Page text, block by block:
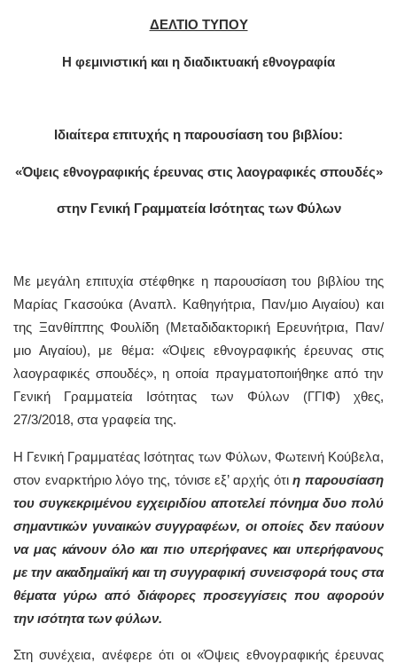
ΔΕΛΤΙΟ ΤΥΠΟΥ
Η φεμινιστική και η διαδικτυακή εθνογραφία
Ιδιαίτερα επιτυχής η παρουσίαση του βιβλίου:
«Όψεις εθνογραφικής έρευνας στις λαογραφικές σπουδές»
στην Γενική Γραμματεία Ισότητας των Φύλων
Με μεγάλη επιτυχία στέφθηκε η παρουσίαση του βιβλίου της
Μαρίας Γκασούκα (Αναπλ. Καθηγήτρια, Παν/μιο Αιγαίου) και
της Ξανθίππης Φουλίδη (Μεταδιδακτορική Ερευνήτρια, Παν/
μιο Αιγαίου), με θέμα: «Όψεις εθνογραφικής έρευνας στις
λαογραφικές σπουδές», η οποία πραγματοποιήθηκε από την
Γενική Γραμματεία Ισότητας των Φύλων (ΓΓΙΦ) χθες,
27/3/2018, στα γραφεία της.
Η Γενική Γραμματέας Ισότητας των Φύλων, Φωτεινή Κούβελα,
στον εναρκτήριο λόγο της, τόνισε εξ’ αρχής ότιη παρουσίαση
του συγκεκριμένου εγχειριδίου αποτελεί πόνημα δυο πολύ
σημαντικών γυναικών συγγραφέων, οι οποίες δεν παύουν
να μας κάνουν όλο και πιο υπερήφανες και υπερήφανους
με την ακαδημαϊκή και τη συγγραφική συνεισφορά τους στα
θέματα γύρω από διάφορες προσεγγίσεις που αφορούν
την ισότητα των φύλων.
Στη συνέχεια, ανέφερε ότι οι «Όψεις εθνογραφικής έρευνας